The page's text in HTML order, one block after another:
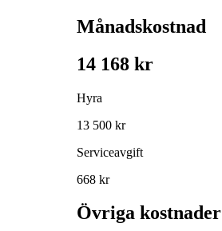
Månadskostnad
14 168 kr
Hyra
13 500 kr
Serviceavgift
668 kr
Övriga kostnader